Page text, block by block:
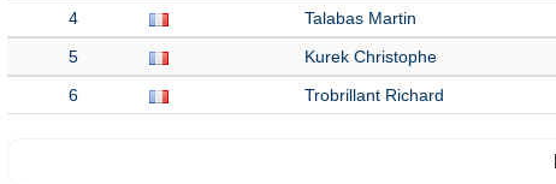
4
Talabas Martin
5
Kurek Christophe
6
Trobrillant Richard